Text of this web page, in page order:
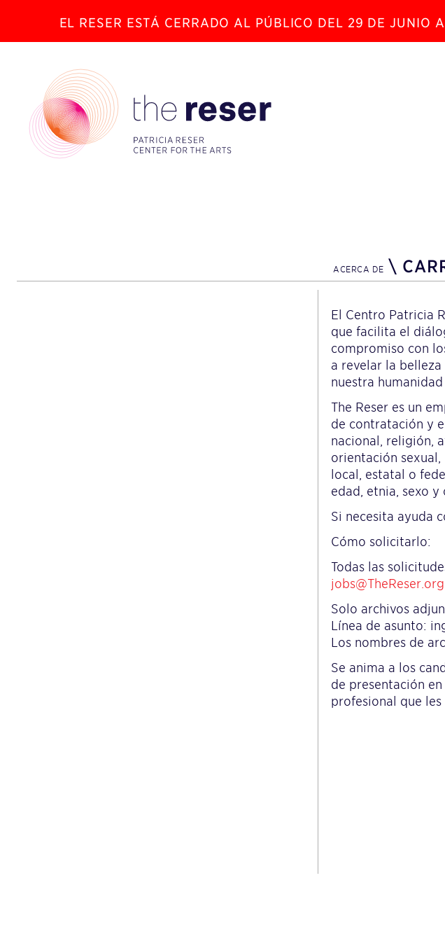
EL RESER ESTÁ CERRADO AL PÚBLICO DEL 29 DE JUNIO
ACERCA DE \
El Centro Patricia
que facilita el
compromiso con
a revelar la
nuestra
The Reser es un
de contratación y
nacional, religión,
orientación
local, estatal o
edad, etnia, sexo
Si necesita ayuda
Cómo solicitarlo:
Todas las
jobs@TheReser.org
Solo archivos
Línea de asunto:
Los nombres de
Se anima a los
de presentación
profesional que